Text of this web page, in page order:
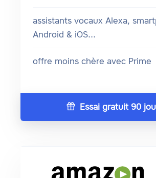
assistants vocaux Alexa,
Android & iOS...
offre moins chère avec Prime
Essai gratuit 90